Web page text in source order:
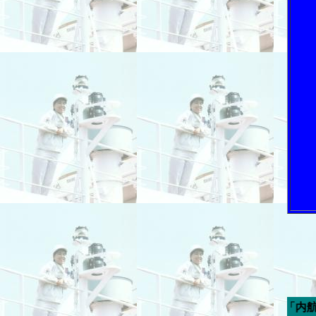
今週の「内航海運新聞」広告